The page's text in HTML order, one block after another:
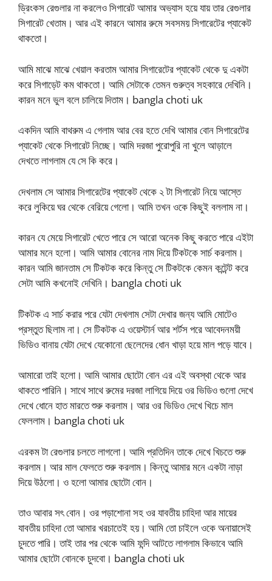
ড্রিংকস রেগুলার না করলেও সিগারেট আমার অভ্যাস হয়ে যায় তার রেগুলার
সিগারেট খেতাম। আর এই কারনে আমার রুমে সবসময় সিগারেটের প্যাকেট
থাকতো।
আমি মাঝে মাঝে খেয়াল করতাম আমার সিগারেটের প্যাকেট থেকে দু একটা
করে সিগাড়েট কম থাকতো। আমি সেটাকে তেমন গুরুত্ব সহকারে দেখিনি।
কারন মনে ভুল বলে চালিয়ে দিতাম। bangla choti uk
একদিন আমি বাথরুম এ গেলাম আর বের হতে দেখি আমার বোন সিগারেটের
প্যাকেট থেকে সিগারেট নিচ্ছে। আমি দরজা পুরোপুরি না খুলে আড়ালে
দেখতে লাগলাম যে সে কি করে।
দেখলাম সে আমার সিগারেটের প্যাকেট থেকে ২ টা সিগারেট নিয়ে আস্তে
করে লুকিয়ে ঘর থেকে বেরিয়ে গেলো। আমি তখন ওকে কিছুই বললাম না।
কারন যে মেয়ে সিগারেট খেতে পারে সে আরো অনেক কিছু করতে পারে এইটা
আমার মনে হলো। আমি আমার বোনের নাম দিয়ে টিকটকে সার্চ করলাম।
কারন আমি জানতাম সে টিকটক করে কিন্তু সে টিকটকে কেমন কন্টেন্ট করে
সেটা আমি কখনোই দেখিনি। bangla choti uk
টিকটক এ সার্চ করার পরে যেটা দেখলাম সেটা দেখার জন্য আমি মোটেও
প্রস্তুত ছিলাম না। সে টিকটক এ ওয়েস্টার্ন আর শর্টস পরে আবেদনময়ী
ভিডিও বানায় যেটা দেখে যেকোনো ছেলেদের ধোন খাড়া হয়ে মাল পড়ে যাবে।
আমারো তাই হলো। আমি আমার ছোটো বোন এর এই অবস্থা থেকে আর
থাকতে পারিনি। সাথে সাথে রুমের দরজা লাগিয়ে দিয়ে ওর ভিডিও গুলো দেখে
দেখে ধোনে হাত মারতে শুরু করলাম। আর ওর ভিডিও দেখে খিচে মাল
ফেললাম। bangla choti uk
এরকম টা রেগুলার চলতে লাগলো। আমি প্রতিদিন তাকে দেখে খিচতে শুরু
করলাম। আর মাল ফেলতে শুরু করলাম। কিন্তু আমার মনে একটা নাড়া
দিয়ে উঠলো। ও হলো আমার ছোটো বোন।
তাও আবার সৎ বোন। ওর পড়াশোনা সহ ওর যাবতীয় চাহিদা আর মায়ের
যাবতীয় চাহিদা তো আমার খরচাতেই হয়। আমি তো চাইলে ওকে অনায়াসেই
চুদতে পারি। তাই তার পর থেকে আমি ফন্দি আটতে লাগলাম কিভাবে আমি
আমার ছোটো বোনকে চুদবো। bangla choti uk